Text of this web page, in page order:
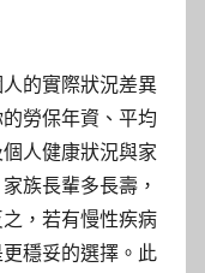
的實際狀況差異
勞保年資、平均
人健康狀況與家
族長輩多長壽，
，若有慢性疾病
穩妥的選擇。此